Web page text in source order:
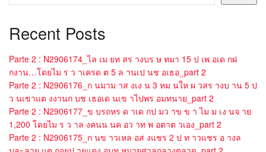
Recent Posts
Parte 2 : N2906174_ไล เม ยท สร างบร ษ ทมา 15 ป เพ อเด กฝ
กงาน…โดยไม ร ว าเครด ต 5 ล านเป นช อเธอ_part 2
Parte 2 : N2906176_ก นมาม าส งเง น 3 หม นให ผ วสร างบ าน 5 ป
ว นเขาแต งงานก บช เธอเด นเข าไปพร อมทนาย_part 2
Parte 2 : N2906177_ข บรถหร ด าเด กป มว าข ข า ไม ม เง นจ าย
1,200 โดยไม ร ว าล งคนน นค อว าท พ อตาต วเอง_part 2
Parte 2 : N2906175_ก นข าวเหล อส งแชร 2 ป ท าวแชร อ างล